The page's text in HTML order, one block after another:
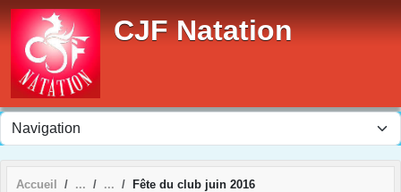
CJF Natation
Accueil Fête du club juin 2016
Panneau de gestion des cookies